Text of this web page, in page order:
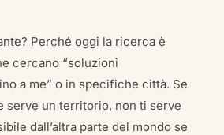
Perché oggi la ricerca è
cercano “soluzioni
a me” o in specifiche città. Se
serve un territorio, non ti serve
dall’altra parte del mondo se